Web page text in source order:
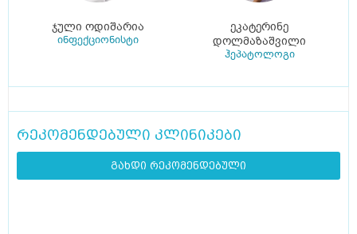
ჯული ოდიშარია
ინფექციონისტი
ეკატერინე
დოლმაზაშვილი
ჰეპატოლოგი
რეკომენდებული კლინიკები
გახდი რეკომენდებული